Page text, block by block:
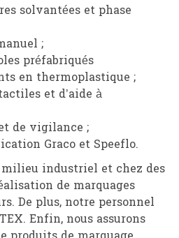
solvantées et phase
;
préfabriqués
en thermoplastique ;
et d’aide à
de vigilance ;
Graco et Speeflo.
industriel et chez des
de marquages
De plus, notre personnel
Enfin, nous assurons